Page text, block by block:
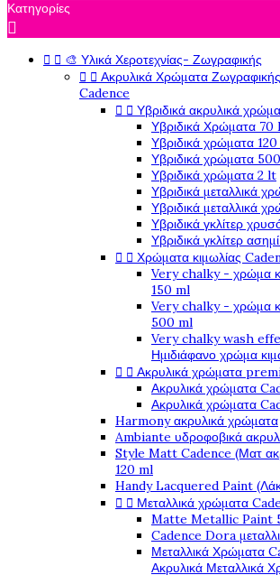
Κατηγορίες

  🎨 Υλικά Χεροτεχνίας- Ζωγραφικής
  Ακρυλικά Χρώματα
Cadence
  Υβριδικά ακρυλικά
Υβριδικά Χρώματα 70
Υβριδικά χρώματα
Υβριδικά χρώματα
Υβριδικά χρώματα 2 lt
Υβριδικά μεταλλικά
Υβριδικά μεταλλικά
Υβριδικά γκλίτερ
Υβριδικά γκλίτερ
  Χρώματα κιμωλίας
Very chalky - χρώμα
150 ml
Very chalky - χρώμα
500 ml
Very chalky wash
Ημιδιάφανο χρώμα
  Ακρυλικά χρώματα
Ακρυλικά χρώματα
Ακρυλικά χρώματα
Harmony ακρυλικά χρώματα
Ambiante υδροφοβικά
Style Matt Cadence (Ματ
120 ml
Handy Lacquered Paint
  Μεταλλικά χρώματα
Matte Metallic Paint
Cadence Dora
Μεταλλικά Χρώματα
Ακρυλικά Μεταλλικά